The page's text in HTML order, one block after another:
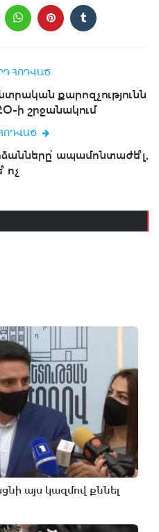
ՀՈԴՎԱԾ
քարոզչությունն
ի շրջանակում
ապամոնտաժե՞լ,
ոչ
այս կազմով քննել